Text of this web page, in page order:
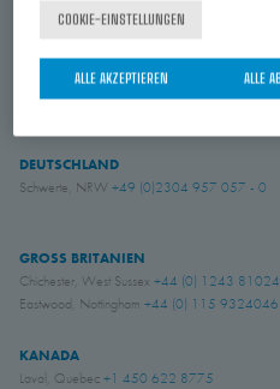
Anoeta, Gipuzkoa+34 943 69 80 30
Belauntza, Gipuzkoa+34 943 69 80 33
FRANKREICH
DEUTSCHLAND
Schwerte, NRW +49 (0)2304 957 057 - 0
GROSS BRITANIEN
Chichester, West Sussex +44 (0) 1243
Eastwood, Nottingham +44 (0) 115 9324046
KANADA
Laval, Quebec+1 450 622 8775
COOKIE-EINSTELLUNGEN
ALLE
ALLE AKZEPTIEREN